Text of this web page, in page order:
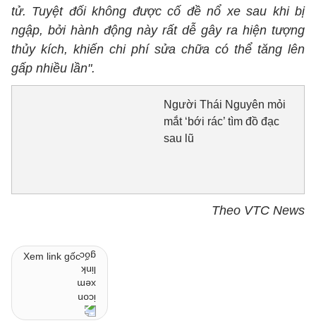
tử. Tuyệt đối không được cố đề nổ xe sau khi bị
ngập, bởi hành động này rất dễ gây ra hiện tượng
thủy kích, khiến chi phí sửa chữa có thể tăng lên
gấp nhiều lần".
Người Thái Nguyên mỏi
mắt ‘bới rác’ tìm đồ đạc
sau lũ
Theo VTC News
Xem link gốc